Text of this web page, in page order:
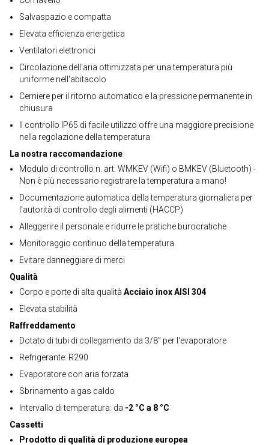
Salvaspazio e compatta
Elevata efficienza energetica
Ventilatori elettronici
Circolazione dell'aria ottimizzata per una temperatura più
uniforme nell'abitacolo
Cerniere per il ritorno automatico e la pressione permanente in
chiusura
Il controllo IP65 di facile utilizzo offre una maggiore precisione
nella regolazione della temperatura
La nostra raccomandazione
Modulo di controllo n. art. WMKEV (Wifi) o BMKEV (Bluetooth) -
Non è più necessario registrare la temperatura a mano!
Documentazione automatica della temperatura giornaliera per
l'autorità di controllo degli alimenti (HACCP)
Alleggerire il personale e ridurre le pratiche burocratiche
Monitoraggio continuo della temperatura
Evitare danneggiare di merci
Qualità
Corpo e porte di alta qualità Acciaio inox AISI 304
Elevata stabilità
Raffreddamento
Dotato di tubi di collegamento da 3/8" per l'evaporatore
Refrigerante: R290
Evaporatore con aria forzata
Sbrinamento a gas caldo
Intervallo di temperatura: da -2 °C a 8 °C
Cassetti
Prodotto di qualità di produzione europea